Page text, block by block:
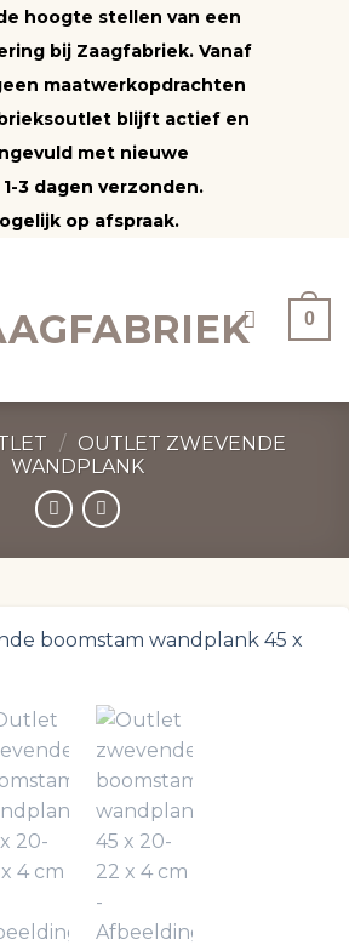
hoogte stellen van een
bij Zaagfabriek. Vanaf
maatwerkopdrachten
blijft actief en
met nieuwe
3 dagen verzonden.
op afspraak.
0
/ OUTLET ZWEVENDE
WANDPLANK